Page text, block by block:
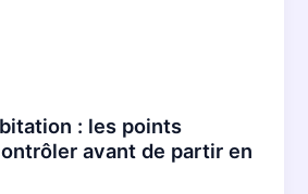
: les points
avant de partir en